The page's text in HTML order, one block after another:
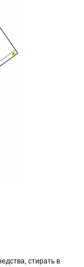
стирать в